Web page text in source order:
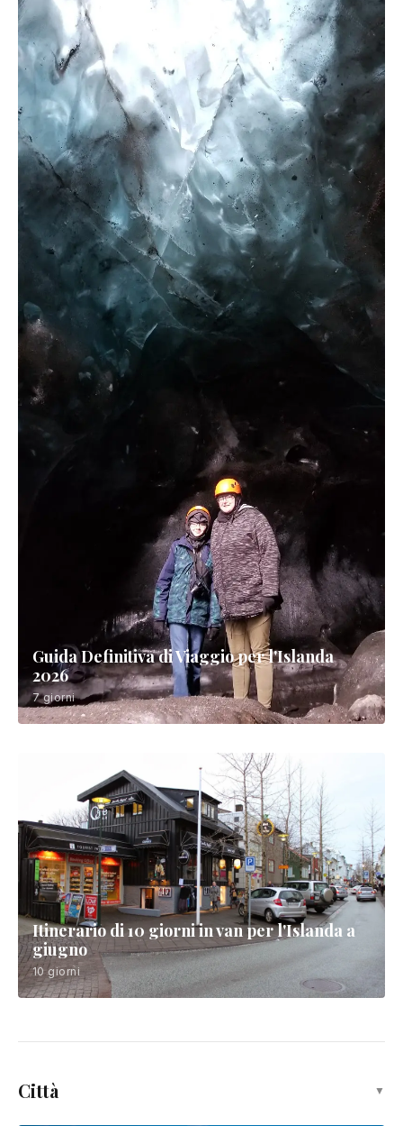
Itinerario completo di 10 giorni per la costa
sud dell'Islanda con costi reali
10 giorni
Guida Definitiva di Viaggio per l'Islanda
2026
7 giorni